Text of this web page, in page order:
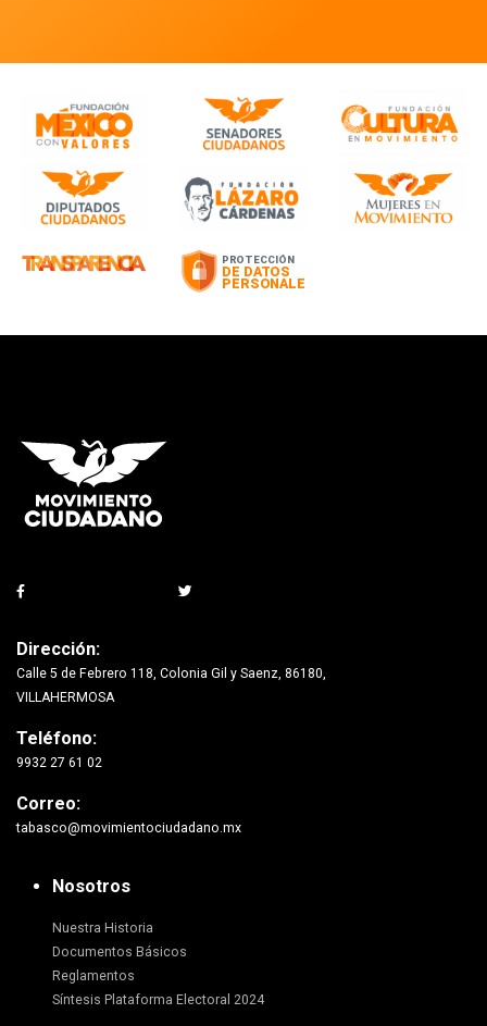
Dirección:
Calle 5 de Febrero 118, Colonia Gil y Saenz, 86180,
VILLAHERMOSA
Teléfono:
9932 27 61 02
Correo:
tabasco@movimientociudadano.mx
Nosotros
Nuestra Historia
Documentos Básicos
Reglamentos
Síntesis Plataforma Electoral 2024